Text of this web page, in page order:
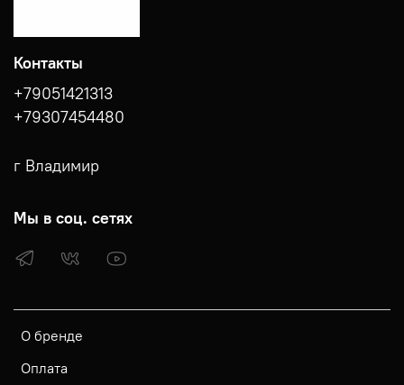
О бренде
Оплата
Контакты
+79051421313
+79307454480
г Владимир
Мы в соц. сетях